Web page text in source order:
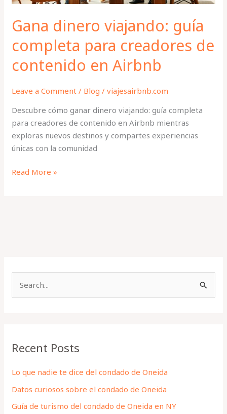
Gana dinero viajando: guía
completa para creadores de
contenido en Airbnb
Leave a Comment / Blog /viajesairbnb.com
Descubre cómo ganar dinero viajando: guía completa
para creadores de contenido en Airbnb mientras
exploras nuevos destinos y compartes experiencias
únicas con la comunidad
en
Airbnb
Read More »
c
f
o
r
Recent Posts
Lo que nadie te dice del condado de Oneida
Datos curiosos sobre el condado de Oneida
Guía de turismo del condado de Oneida en NY